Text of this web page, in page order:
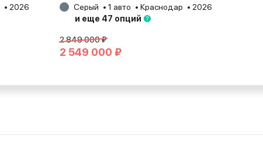
2026
Серый 1 авто Краснодар
2026
и еще 47 опций
2 849 000 ₽
2 549 000 ₽